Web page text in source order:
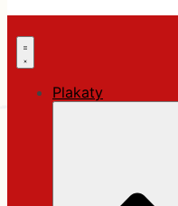
Plakaty